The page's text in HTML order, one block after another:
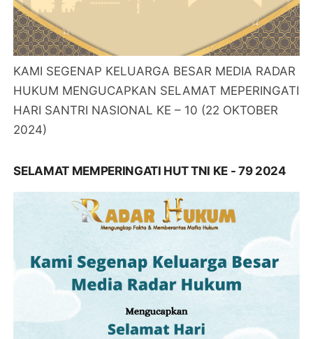
KAMI SEGENAP KELUARGA BESAR MEDIA RADAR
HUKUM MENGUCAPKAN SELAMAT MEPERINGATI
HARI SANTRI NASIONAL KE – 10 (22 OKTOBER
2024)
SELAMAT MEMPERINGATI HUT TNI KE - 79 2024